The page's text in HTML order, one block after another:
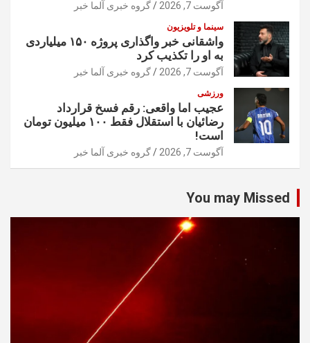
آگوست 7, 2026 گروه خبری آلما خبر
سینما و تلویزیون
واشقانی خبر واگذاری پروژه ۱۵۰ میلیاردی
به او را تکذیب کرد
آگوست 7, 2026 گروه خبری آلما خبر
ورزشی
عجیب اما واقعی: رقم فسخ قرارداد
رضائیان با استقلال فقط ۱۰۰ میلیون تومان
است!
آگوست 7, 2026 گروه خبری آلما خبر
You may Missed